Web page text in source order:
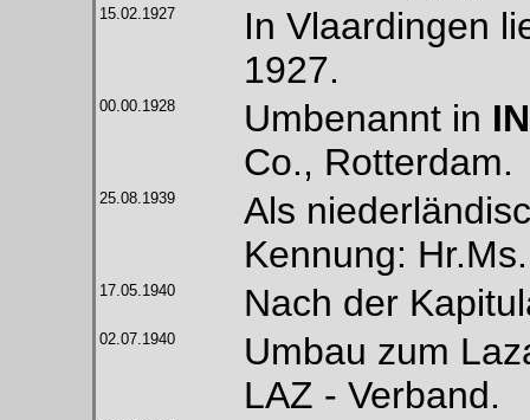
15.02.1927
In Vlaardingen
1927.
00.00.1928 Umbenannt in
Co., Rotterdam.
25.08.1939
Als
Kennung:
17.05.1940 Nach der
02.07.1940
Umbau zum
LAZ - Verband.